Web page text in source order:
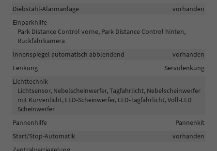
Diebstahl-Alarmanlage
vorhanden
Einparkhilfe
Park Distance Control vorne, Park Distance Control hinten,
Rückfahrkamera
Innenspiegel automatisch abblendend
vorhanden
Lenkung
Servolenkung
Lichttechnik
Lichtsensor, Nebelscheinwerfer, Tagfahrlicht, Nebelscheinwerfer
mit Kurvenlicht, LED-Scheinwerfer, LED-Tagfahrlicht, Voll-LED
Scheinwerfer
Pannenhilfe
Pannenkit
Start/Stop-Automatik
vorhanden